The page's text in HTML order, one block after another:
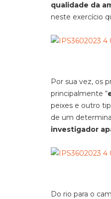
qualidade da
neste exercício
Por sua vez, os
principalmente “
peixes e outro
de um
investigador
Do rio para o